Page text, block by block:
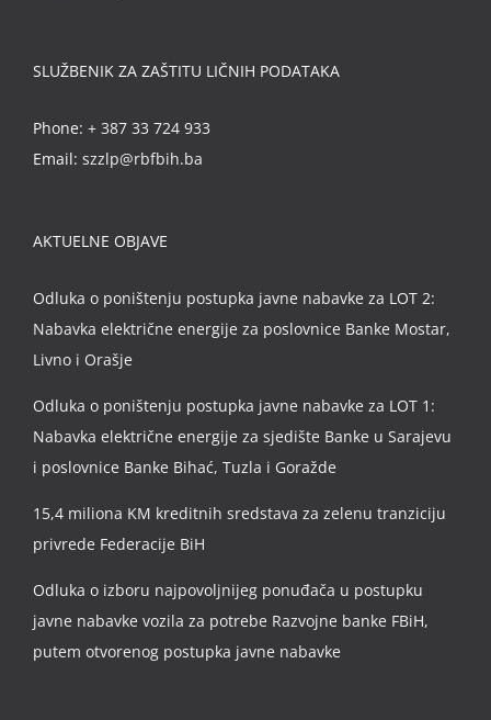
SLUŽBENIK ZA ZAŠTITU LIČNIH PODATAKA
Phone: + 387 33 724 933
Email: szzlp@rbfbih.ba
AKTUELNE OBJAVE
Odluka o poništenju postupka javne nabavke za LOT 2:
Nabavka električne energije za poslovnice Banke Mostar,
Livno i Orašje
Odluka o poništenju postupka javne nabavke za LOT 1:
Nabavka električne energije za sjedište Banke u Sarajevu
i poslovnice Banke Bihać, Tuzla i Goražde
15,4 miliona KM kreditnih sredstava za zelenu tranziciju
privrede Federacije BiH
Odluka o izboru najpovoljnijeg ponuđača u postupku
javne nabavke vozila za potrebe Razvojne banke FBiH,
putem otvorenog postupka javne nabavke